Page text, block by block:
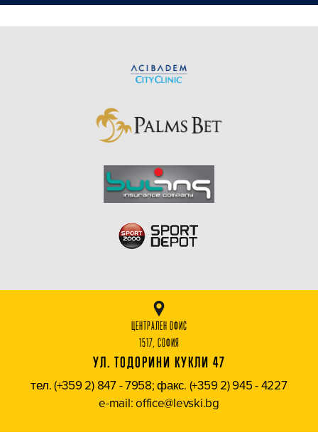
ЦЕНТРАЛЕН ОФИС
1517, СОФИЯ
УЛ. ТОДОРИНИ КУКЛИ 47
тел. (+359 2) 847 - 7958; факс. (+359 2) 945 - 4227
e-mail: office@levski.bg